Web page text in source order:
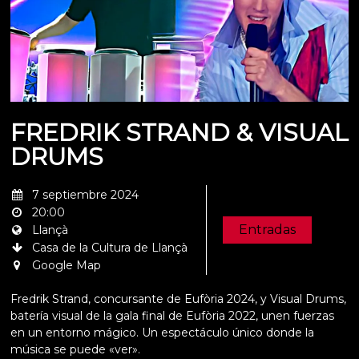
FREDRIK STRAND & VISUAL
DRUMS
7 septiembre 2024
20:00
Llançà
Casa de la Cultura de Llançà
Google Map
Entradas
Fredrik Strand, concursante de Eufòria 2024, y Visual Drums,
batería visual de la gala final de Eufòria 2022, unen fuerzas
en un entorno mágico. Un espectáculo único donde la
música se puede «ver».